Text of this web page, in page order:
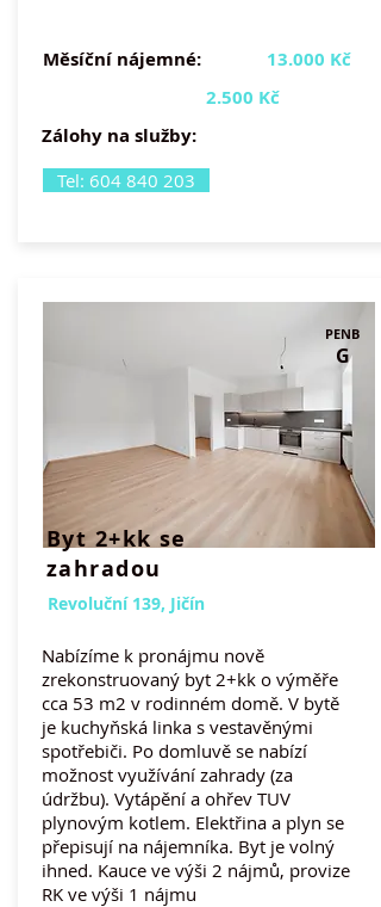
Měsíční nájemné:
13.000 Kč
2.500 Kč
Zálohy na služby:
Tel: 604 840 203
PENB
G
Byt 2+kk se
zahradou
Revoluční 139, Jičín
Nabízíme k pronájmu nově
zrekonstruovaný byt 2+kk o výměře
cca 53 m2 v rodinném domě. V bytě
je kuchyňská linka s vestavěnými
spotřebiči. Po domluvě se nabízí
možnost využívání zahrady (za
údržbu). Vytápění a ohřev TUV
plynovým kotlem. Elektřina a plyn se
přepisují na nájemníka. Byt je volný
ihned. Kauce ve výši 2 nájmů, provize
RK ve výši 1 nájmu